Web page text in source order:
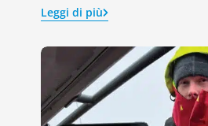
Leggi di più